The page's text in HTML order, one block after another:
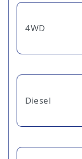
4WD
Diesel